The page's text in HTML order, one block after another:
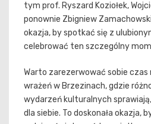
tym prof. Ryszard Koziołek,
ponownie Zbigniew
okazja, by spotkać się z
celebrować ten szczególny
Warto zarezerwować sobie czas
wrażeń w Brzezinach, gdzie
wydarzeń kulturalnych
dla siebie. To doskonała okazja,